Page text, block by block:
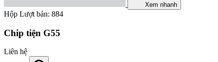
Xem nhanh
Hộp Lượt bán: 884
Chip tiện G55
Liên hệ